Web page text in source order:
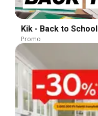
Kik - Back to School
Promo